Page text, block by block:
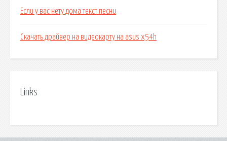
Если у вас нету дома текст песни
Скачать драйвер на видеокарту на asus x54h
Links